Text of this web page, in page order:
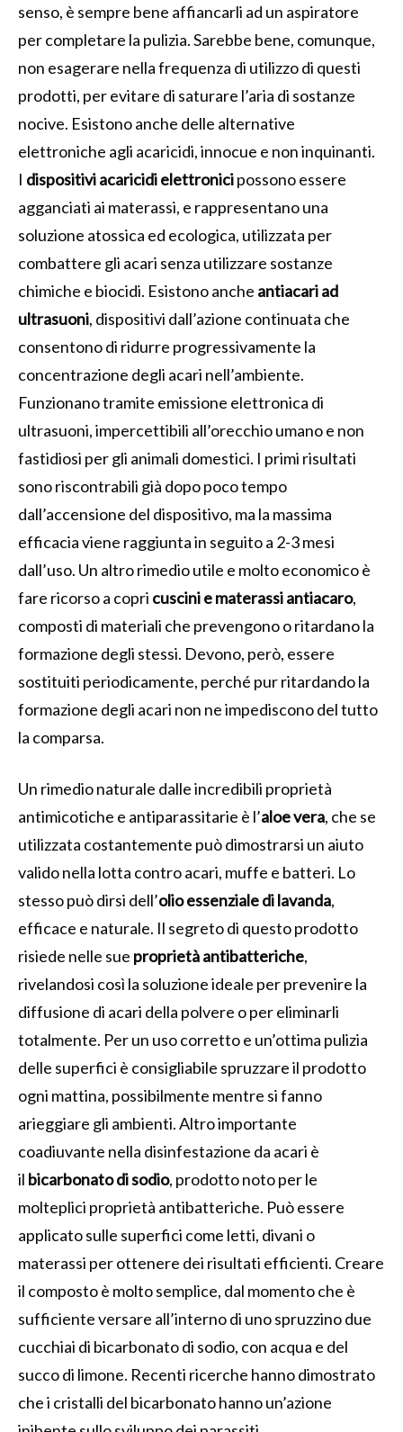
senso, è sempre bene affiancarli ad un aspiratore
per completare la pulizia. Sarebbe bene, comunque,
non esagerare nella frequenza di utilizzo di questi
prodotti, per evitare di saturare l’aria di sostanze
nocive. Esistono anche delle alternative
elettroniche agli acaricidi, innocue e non inquinanti.
I dispositivi acaricidi elettronicipossono essere
agganciati ai materassi, e rappresentano una
soluzione atossica ed ecologica, utilizzata per
combattere gli acari senza utilizzare sostanze
chimiche e biocidi. Esistono anche antiacari ad
ultrasuoni, dispositivi dall’azione continuata che
consentono di ridurre progressivamente la
concentrazione degli acari nell’ambiente.
Funzionano tramite emissione elettronica di
ultrasuoni, impercettibili all’orecchio umano e non
fastidiosi per gli animali domestici. I primi risultati
sono riscontrabili già dopo poco tempo
dall’accensione del dispositivo, ma la massima
efficacia viene raggiunta in seguito a 2-3 mesi
dall’uso. Un altro rimedio utile e molto economico è
fare ricorso a copri cuscini e materassi antiacaro,
composti di materiali che prevengono o ritardano la
formazione degli stessi. Devono, però, essere
sostituiti periodicamente, perché pur ritardando la
formazione degli acari non ne impediscono del tutto
la comparsa.
Un rimedio naturale dalle incredibili proprietà
antimicotiche e antiparassitarie è l’aloe vera, che se
utilizzata costantemente può dimostrarsi un aiuto
valido nella lotta contro acari, muffe e batteri. Lo
stesso può dirsi dell’olio essenziale di lavanda,
efficace e naturale. Il segreto di questo prodotto
risiede nelle sue proprietà antibatteriche,
rivelandosi così la soluzione ideale per prevenire la
diffusione di acari della polvere o per eliminarli
totalmente. Per un uso corretto e un’ottima pulizia
delle superfici è consigliabile spruzzare il prodotto
ogni mattina, possibilmente mentre si fanno
arieggiare gli ambienti. Altro importante
coadiuvante nella disinfestazione da acari è
il bicarbonato di sodio, prodotto noto per le
molteplici proprietà antibatteriche. Può essere
applicato sulle superfici come letti, divani o
materassi per ottenere dei risultati efficienti. Creare
il composto è molto semplice, dal momento che è
sufficiente versare all’interno di uno spruzzino due
cucchiai di bicarbonato di sodio, con acqua e del
succo di limone. Recenti ricerche hanno dimostrato
che i cristalli del bicarbonato hanno un’azione